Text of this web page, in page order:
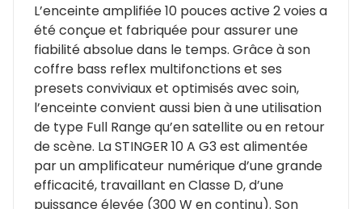
L’enceinte amplifiée 10 pouces active 2 voies a
été conçue et fabriquée pour assurer une
fiabilité absolue dans le temps. Grâce à son
coffre bass reflex multifonctions et ses
presets conviviaux et optimisés avec soin,
l’enceinte convient aussi bien à une utilisation
de type Full Range qu’en satellite ou en retour
de scène. La STINGER 10 A G3 est alimentée
par un amplificateur numérique d’une grande
efficacité, travaillant en Classe D, d’une
puissance élevée (300 W en continu). Son